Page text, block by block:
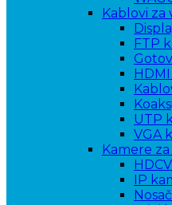
Kablovi za
FTP
UTP
VGA
Kamere
IP